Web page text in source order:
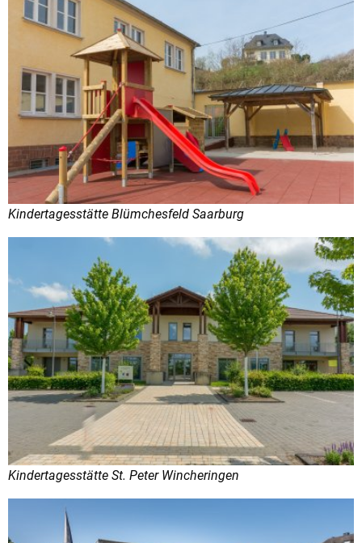
Kindertagesstätte Blümchesfeld Saarburg
Kindertagesstätte St. Peter Wincheringen